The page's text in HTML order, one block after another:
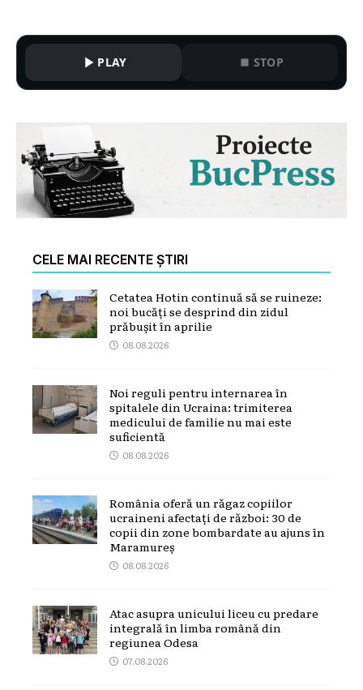
PLAY STOP
CELE MAI RECENTE ȘTIRI
Cetatea Hotin continuă să se ruineze:
noi bucăți se desprind din zidul
prăbușit în aprilie
08.08.2026
Noi reguli pentru internarea în
spitalele din Ucraina: trimiterea
medicului de familie nu mai este
suficientă
08.08.2026
România oferă un răgaz copiilor
ucraineni afectați de război: 30 de
copii din zone bombardate au ajuns în
Maramureș
08.08.2026
Atac asupra unicului liceu cu predare
integrală în limba română din
regiunea Odesa
07.08.2026